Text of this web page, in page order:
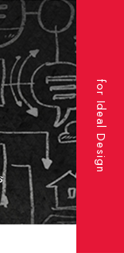
for Ideal Design